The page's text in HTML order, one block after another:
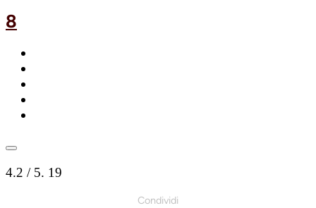
8
4.2 / 5. 19
Condividi